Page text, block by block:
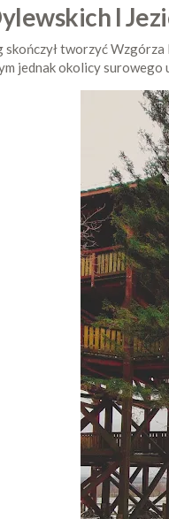
I
tworzyć
jednak okolicy surowego